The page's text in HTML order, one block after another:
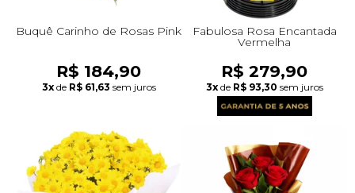
Buquê Carinho de Rosas Pink
R$ 184,90
3x de R$ 61,63 sem juros
Fabulosa Rosa Encantada
Vermelha
R$ 279,90
3x de R$ 93,30 sem juros